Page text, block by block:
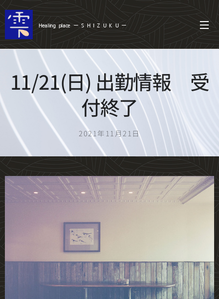
Healing place ー S H I Z U K U ー
11/21(日) 出勤情報 受
付終了
2021年11月21日